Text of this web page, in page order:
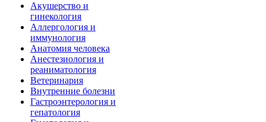
Акушерство и
гинекология
Аллергология и
иммунология
Анатомия человека
Анестезиология и
реаниматология
Ветеринария
Внутренние болезни
Гастроэнтерология и
гепатология